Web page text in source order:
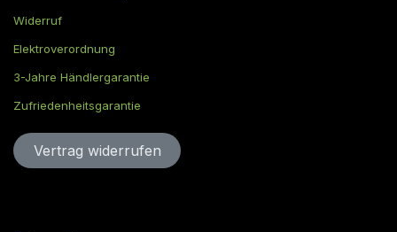
Widerruf
Elektroverordnung
3-Jahre Händlergarantie
Zufriedenheitsgarantie
Vertrag widerru​​​​​​​​​​fen